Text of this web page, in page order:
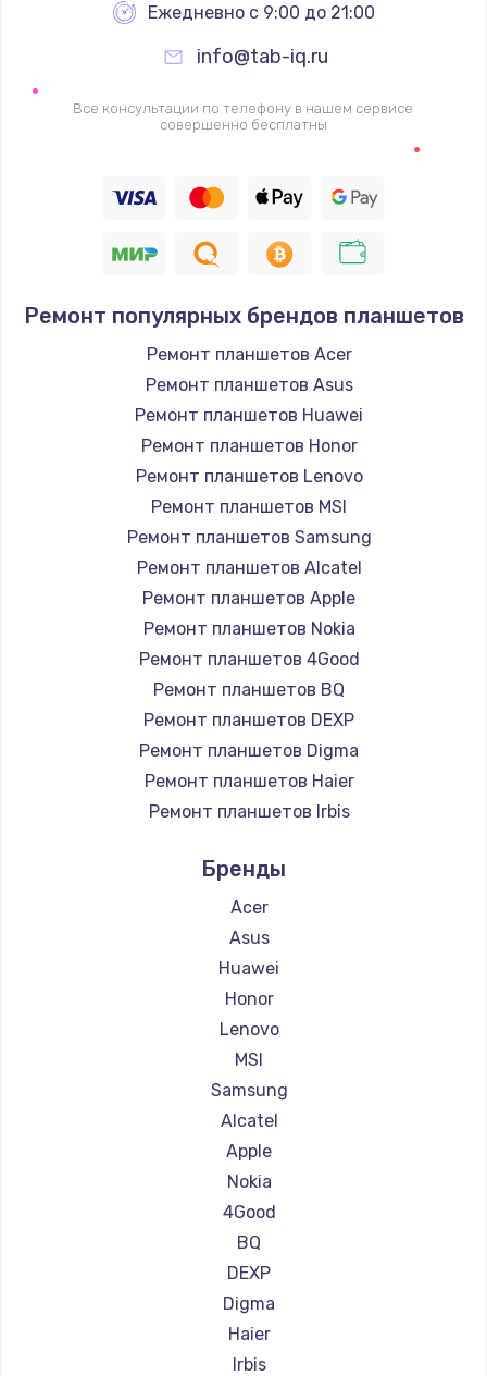
Настройка Wi-Fi
1060 руб.
Замена шим-контроллера
Заказать
Замена HDMI
600 руб.
Ежедневно с 9:00 до 21:00
info@tab-iq.ru
Все консультации по телефону в нашем сервисе
совершенно бесплатны
Ремонт популярных брендов планшетов
Ремонт планшетов Acer
Ремонт планшетов Asus
Ремонт планшетов Huawei
Ремонт планшетов Honor
Ремонт планшетов Lenovo
Ремонт планшетов MSI
Ремонт планшетов Samsung
Ремонт планшетов Alcatel
Ремонт планшетов Apple
Ремонт планшетов Nokia
Ремонт планшетов 4Good
Ремонт планшетов BQ
Ремонт планшетов DEXP
Ремонт планшетов Digma
Ремонт планшетов Haier
Ремонт планшетов Irbis
Ремонт планшетов Microsoft
Ремонт планшетов BlackView
Ремонт планшетов Amazon
Ремонт планшетов Aquarius
Ремонт планшетов Philips
Ремонт планшетов Dell
Ремонт планшетов HP
Ремонт планшетов Getac
Ремонт планшетов ZTE
Ремонт планшетов Google
Ремонт планшетов Navitel
Ремонт планшетов Teclast
Ремонт планшетов CHUWI
Бренды
Acer
Asus
Huawei
Honor
Lenovo
MSI
Samsung
Alcatel
Apple
Nokia
4Good
BQ
DEXP
Digma
Haier
Irbis